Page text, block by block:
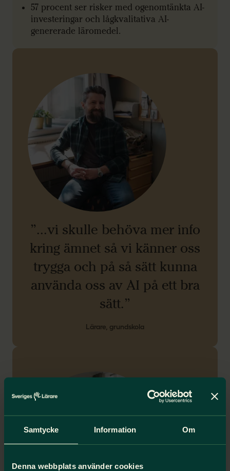
Samtycke Information Om
Denna webbplats använder cookies
57 procent ser risker med ogenomtänkta AI-
investeringar och lågkvalitativa AI-
genererade läromedel.
”...vi skulle behöva mer info
kring ämnet så vi känner oss
trygga och på så sätt kunna
använda oss av AI på ett bra
sätt.”
Lärare, grundskola